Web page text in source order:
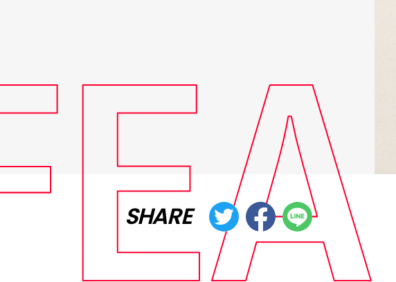
SHARE